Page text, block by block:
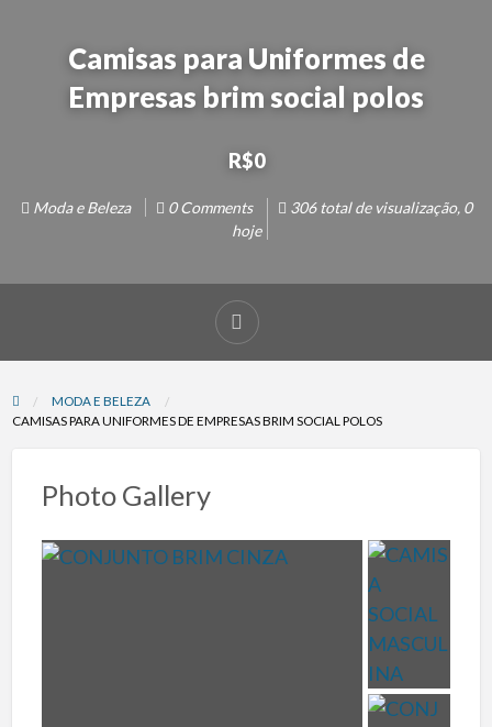
Camisas para Uniformes de
Empresas brim social polos
R$0
Moda e Beleza 0 Comments
306 total de visualização, 0
hoje
MODA E BELEZA
CAMISAS PARA UNIFORMES DE EMPRESAS BRIM SOCIAL POLOS
Photo Gallery